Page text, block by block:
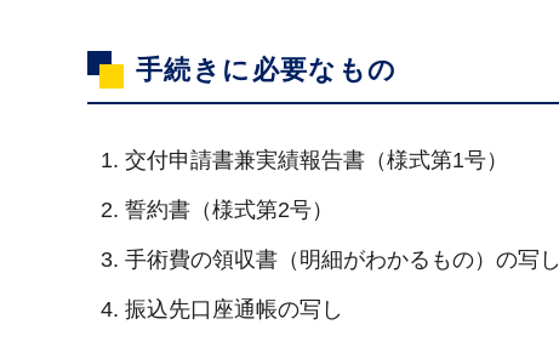
手続きに必要なもの
交付申請書兼実績報告書（様式第1号）
誓約書（様式第2号）
手術費の領収書（明細がわかるもの）の写し
振込先口座通帳の写し